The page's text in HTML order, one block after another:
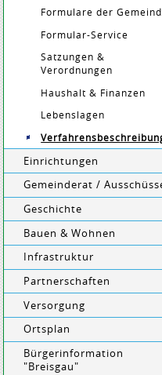
Formulare der
Formular-Service
Satzungen &
Verordnungen
Haushalt & Finanzen
Lebenslagen
Einrichtungen
Gemeinderat /
Geschichte
Bauen & Wohnen
Infrastruktur
Partnerschaften
Versorgung
Ortsplan
Bürgerinformation
"Breisgau"